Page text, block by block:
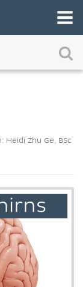
Heidi Zhu Ge, BSc